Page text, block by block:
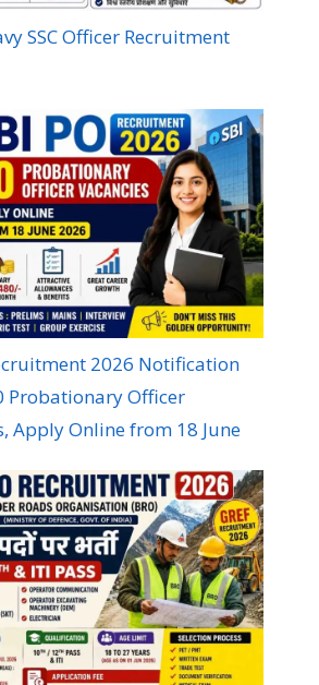
SSC Officer Recruitment
2026 Notification
Probationary Officer
Apply Online from 18 June